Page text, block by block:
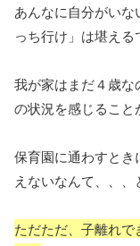
あんなに自分がい
っち行け」は堪える
我が家はまだ４歳
の状況を感じること
保育園に通わすと
えないなんて、、、
ただただ、子離れ